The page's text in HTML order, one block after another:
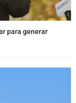
para generar